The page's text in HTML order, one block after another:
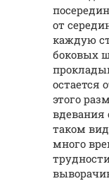
от
каждую
боковых
остается
этого
вдевания
таком
много